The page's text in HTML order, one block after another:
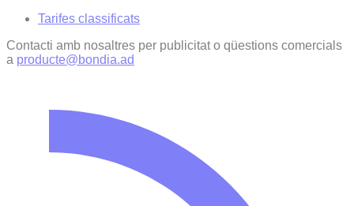
Tarifes classificats
Contacti amb nosaltres per publicitat o qüestions comercials
a producte@bondia.ad